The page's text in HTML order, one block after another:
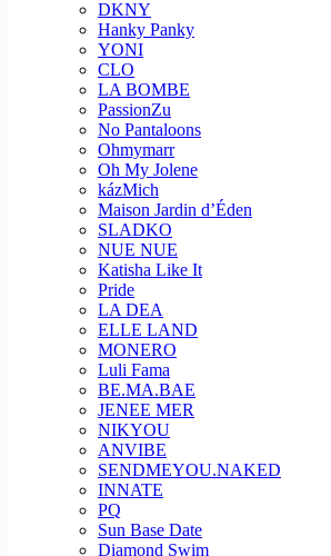
DKNY
Hanky Panky
YONI
CLO
LA BOMBE
PassionZu
No Pantaloons
Ohmymarr
Oh My Jolene
kázMich
Maison Jardin d’Éden
SLADKO
NUE NUE
Katisha Like It
Pride
LA DEA
ELLE LAND
MONERO
Luli Fama
BE.MA.BAE
JENEE MER
NIKYOU
ANVIBE
SENDMEYOU.NAKED
INNATE
PQ
Sun Base Date
Diamond Swim